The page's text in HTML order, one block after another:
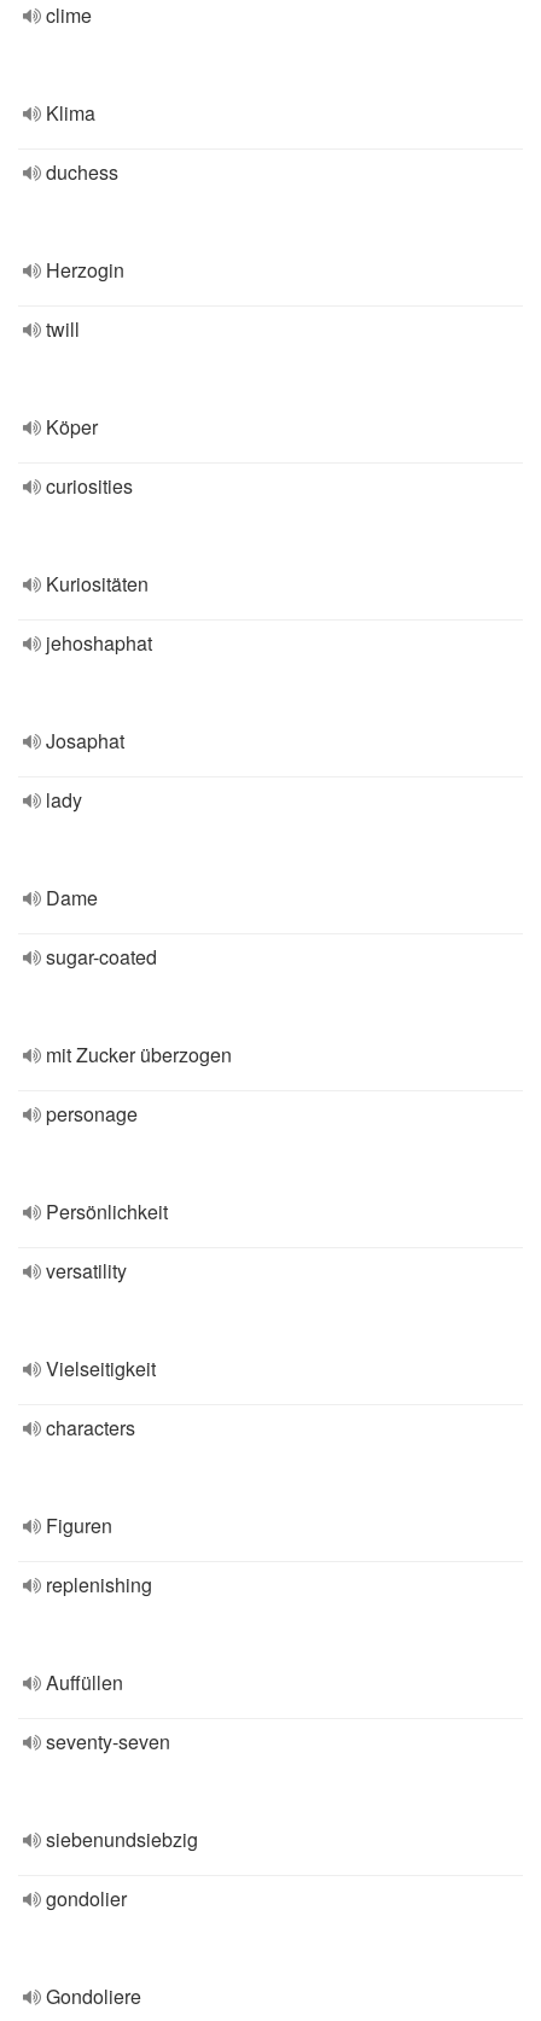
clime
Klima
duchess
Herzogin
twill
Köper
curiosities
Kuriositäten
jehoshaphat
Josaphat
lady
Dame
sugar-coated
mit Zucker überzogen
personage
Persönlichkeit
versatility
Vielseitigkeit
characters
Figuren
replenishing
Auffüllen
seventy-seven
siebenundsiebzig
gondolier
Gondoliere